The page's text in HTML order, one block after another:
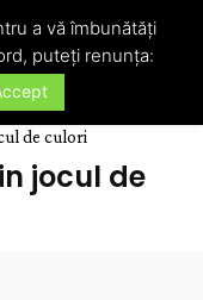
de culori
jocul de
a vă îmbunătăți
puteți renunța: